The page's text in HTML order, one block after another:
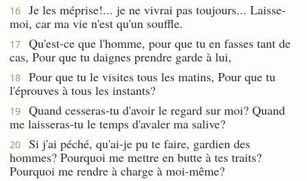
16
Je les méprise!... je ne vivrai pas toujours... Laisse-
moi, car ma vie n'est qu'un souffle.
17
Qu'est-ce que l'homme, pour que tu en fasses tant de
cas, Pour que tu daignes prendre garde à lui,
18
Pour que tu le visites tous les matins, Pour que tu
l'éprouves à tous les instants?
19
Quand cesseras-tu d'avoir le regard sur moi? Quand
me laisseras-tu le temps d'avaler ma salive?
20
Si j'ai péché, qu'ai-je pu te faire, gardien des
hommes? Pourquoi me mettre en butte à tes traits?
Pourquoi me rendre à charge à moi-même?